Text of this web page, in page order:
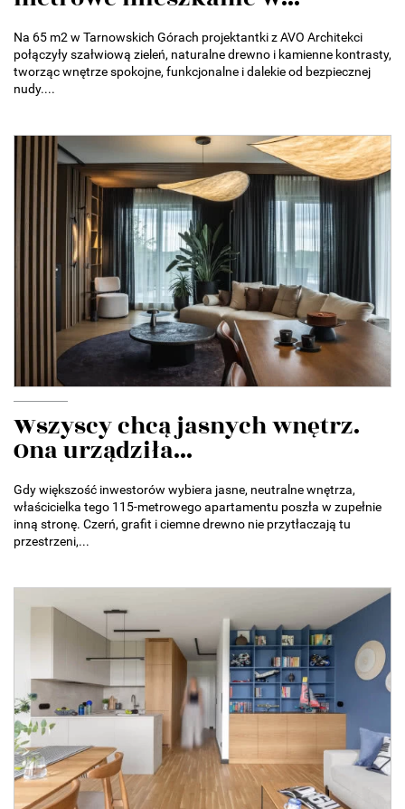
Na 65 m2 w Tarnowskich Górach projektantki z AVO Architekci
połączyły szałwiową zieleń, naturalne drewno i kamienne kontrasty,
tworząc wnętrze spokojne, funkcjonalne i dalekie od bezpiecznej
nudy....
Wszyscy chcą jasnych wnętrz.
Ona urządziła...
Gdy większość inwestorów wybiera jasne, neutralne wnętrza,
właścicielka tego 115-metrowego apartamentu poszła w zupełnie
inną stronę. Czerń, grafit i ciemne drewno nie przytłaczają tu
przestrzeni,...